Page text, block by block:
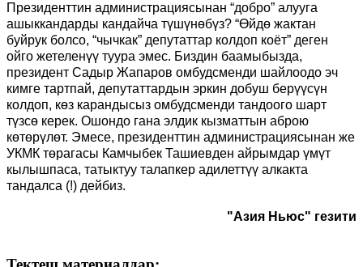
Президенттин администрациясынан “добро” алууга
ашыккандарды кандайча түшүнөбүз? “Өйдө жактан
буйрук болсо, “чычкак” депутаттар колдоп коёт” деген
ойго жетеленүү туура эмес. Биздин баамыбызда,
президент Садыр Жапаров омбудсменди шайлоодо эч
кимге тартпай, депутаттардын эркин добуш берүүсүн
колдоп, көз карандысыз омбудсменди тандоого шарт
түзсө керек. Ошондо гана элдик кызматтын аброю
көтөрүлөт. Эмесе, президенттин администрациясынан же
УКМК төрагасы Камчыбек Ташиевден айрымдар үмүт
кылышпаса, татыктуу талапкер адилеттүү алкакта
тандалса (!) дейбиз.
"Азия Ньюс" гезити